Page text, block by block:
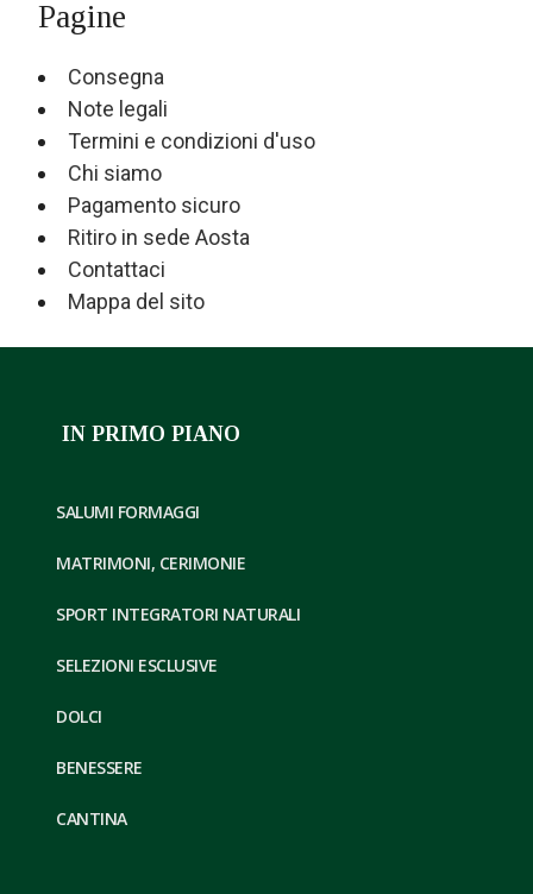
Pagine
Consegna
Note legali
Termini e condizioni d'uso
Chi siamo
Pagamento sicuro
Ritiro in sede Aosta
Contattaci
Mappa del sito
IN PRIMO PIANO
SALUMI FORMAGGI
MATRIMONI, CERIMONIE
SPORT INTEGRATORI NATURALI
SELEZIONI ESCLUSIVE
DOLCI
BENESSERE
CANTINA